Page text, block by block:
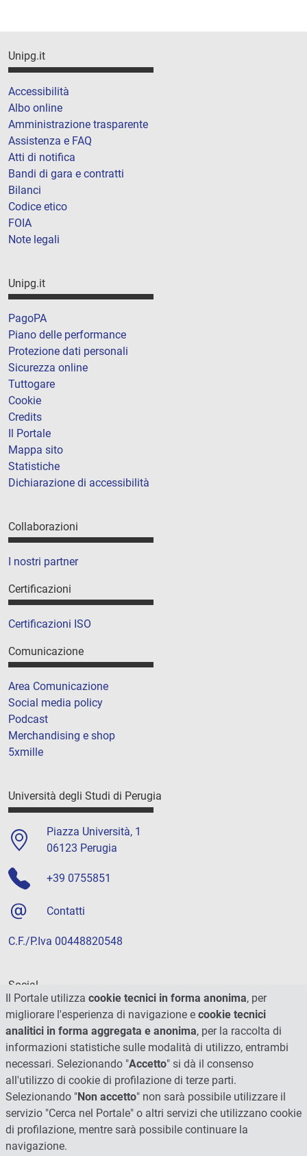
Unipg.it
Accessibilità
Albo online
Amministrazione trasparente
Assistenza e FAQ
Atti di notifica
Bandi di gara e contratti
Bilanci
Codice etico
FOIA
Note legali
Unipg.it
PagoPA
Piano delle performance
Protezione dati personali
Sicurezza online
Tuttogare
Cookie
Credits
Il Portale
Mappa sito
Statistiche
Dichiarazione di accessibilità
Collaborazioni
I nostri partner
Certificazioni
Certificazioni ISO
Comunicazione
Area Comunicazione
Social media policy
Podcast
Merchandising e shop
5xmille
Università degli Studi di Perugia
Piazza Università, 1
06123 Perugia
+39 0755851
Contatti
C.F./P.Iva 00448820548
Social
Il Portale utilizza cookie tecnici in forma anonima, per
migliorare l'esperienza di navigazione e cookie tecnici
analitici in forma aggregata e anonima, per la raccolta di
informazioni statistiche sulle modalità di utilizzo, entrambi
necessari. Selezionando "Accetto" si dà il consenso
all'utilizzo di cookie di profilazione di terze parti.
Selezionando "Non accetto" non sarà possibile utilizzare il
servizio "Cerca nel Portale" o altri servizi che utilizzano cookie
di profilazione, mentre sarà possibile continuare la
navigazione.